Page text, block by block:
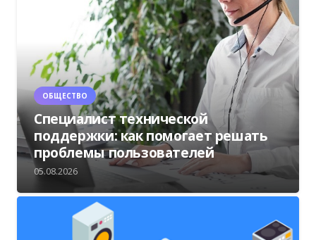
ОБЩЕСТВО
Специалист технической
поддержки: как помогает решать
проблемы пользователей
05.08.2026